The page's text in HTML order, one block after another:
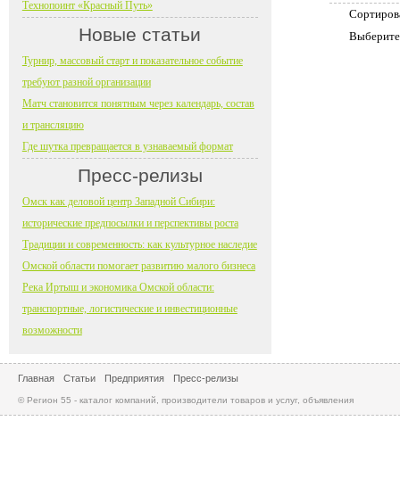
Технопоинт «Красный Путь»
Новые статьи
Турнир, массовый старт и показательное событие
требуют разной организации
Матч становится понятным через календарь, состав
и трансляцию
Где шутка превращается в узнаваемый формат
Пресс-релизы
Омск как деловой центр Западной Сибири:
исторические предпосылки и перспективы роста
Традиции и современность: как культурное наследие
Омской области помогает развитию малого бизнеса
Река Иртыш и экономика Омской области:
транспортные, логистические и инвестиционные
возможности
Главная Статьи Предприятия Пресс-релизы
© Регион 55 - каталог компаний, производители товаров и услуг, объявления